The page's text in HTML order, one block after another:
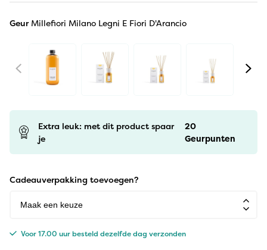
Geur Millefiori Milano Legni E Fiori D'Arancio
Extra leuk: met dit product spaar
je
20
Geurpunten
Cadeauverpakking toevoegen?
Voor 17.00 uur besteld dezelfde dag verzonden